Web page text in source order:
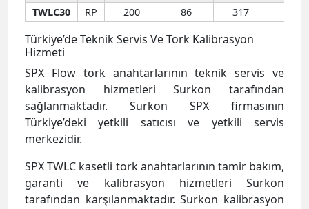
TWLC30
RP 200 86 317
Türkiye’de Teknik Servis Ve Tork Kalibrasyon
Hizmeti
SPX Flow tork anahtarlarının teknik servis ve
kalibrasyon hizmetleri Surkon tarafından
sağlanmaktadır. Surkon SPX firmasının
Türkiye’deki yetkili satıcısı ve yetkili servis
merkezidir.
SPX TWLC kasetli tork anahtarlarının tamir bakım,
garanti ve kalibrasyon hizmetleri Surkon
tarafından karşılanmaktadır. Surkon kalibrasyon